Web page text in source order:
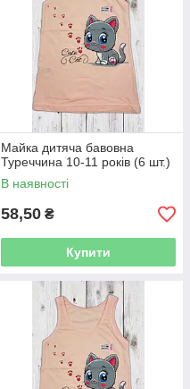
Майка дитяча бавовна
Туреччина 10-11 років (6 шт.)
В наявності
58,50 ₴
Купити